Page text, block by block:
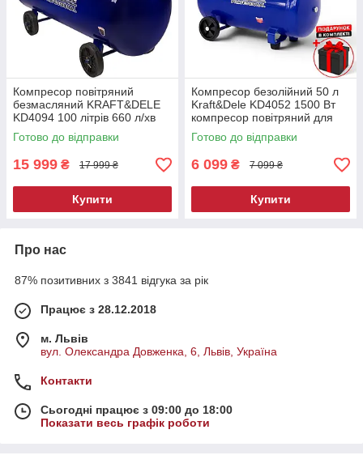
Компресор повітряний
безмасляний KRAFT&DELE
KD4094 100 літрів 660 л/хв
промисловий компресор для
автосервісу
Готово до відправки
15 999 ₴ 17 999 ₴
Купити
Компресор безолійний 50 л
Kraft&Dele KD4052 1500 Вт
компресор повітряний для
фарбування та
пневмоінструменту
Готово до відправки
6 099 ₴ 7 099 ₴
Купити
Про нас
87% позитивних з 3841 відгука за рік
Працює з 28.12.2018
м. Львів
вул. Олександра Довженка, 6, Львів, Україна
Контакти
Сьогодні працює з 09:00 до 18:00
Показати весь графік роботи